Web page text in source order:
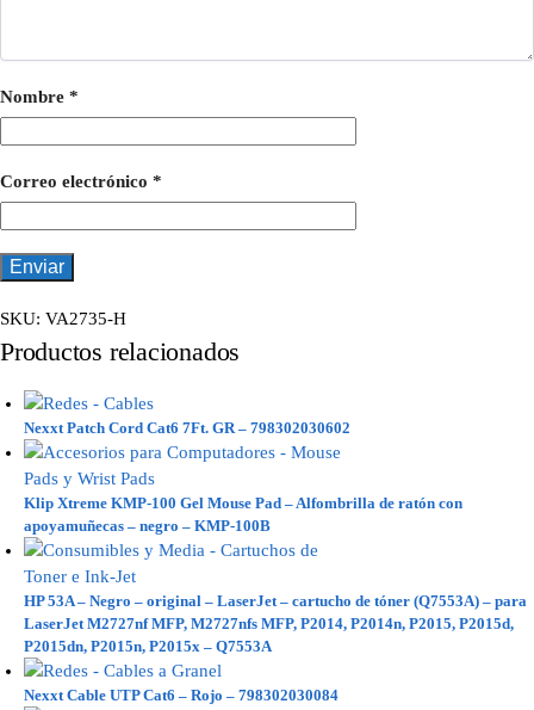
Nombre *
Correo electrónico *
SKU: VA2735-H
Productos relacionados
Nexxt Patch Cord Cat6 7Ft. GR – 798302030602
Klip Xtreme KMP-100 Gel Mouse Pad – Alfombrilla de ratón con
apoyamuñecas – negro – KMP-100B
HP 53A – Negro – original – LaserJet – cartucho de tóner (Q7553A) – para
LaserJet M2727nf MFP, M2727nfs MFP, P2014, P2014n, P2015, P2015d,
P2015dn, P2015n, P2015x – Q7553A
Nexxt Cable UTP Cat6 – Rojo – 798302030084